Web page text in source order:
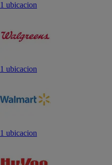
1 ubicacion
1 ubicacion
1 ubicacion